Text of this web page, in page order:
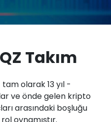
Takım
olarak 13 yıl -
ve önde gelen kripto
arasındaki boşluğu